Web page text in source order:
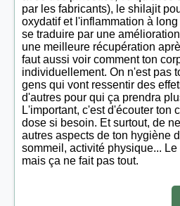
par les fabricants), le shilajit
oxydatif et l'inflammation à
se traduire par une
une meilleure récupération
faut aussi voir comment ton
individuellement. On n'est pas
gens qui vont ressentir des
d'autres pour qui ça prendra
L'important, c'est d'écouter ton
dose si besoin. Et surtout, de
autres aspects de ton hygiène
sommeil, activité physique...
mais ça ne fait pas tout.